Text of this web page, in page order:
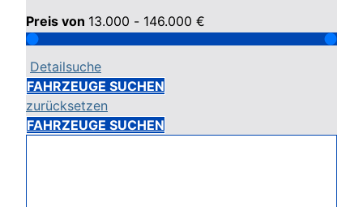
Preis von 13.000 - 146.000 €
Detailsuche
FAHRZEUGE SUCHEN
zurücksetzen
FAHRZEUGE SUCHEN